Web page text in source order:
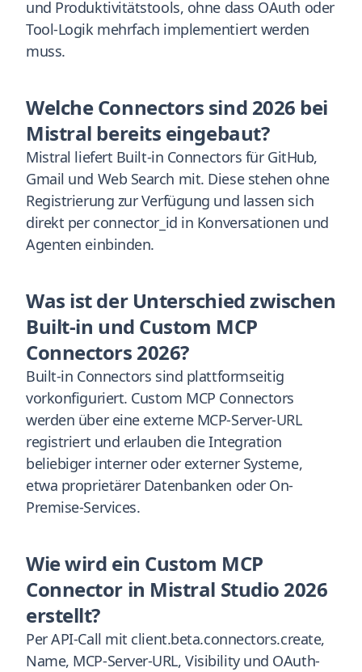
und Produktivitätstools, ohne dass OAuth oder
Tool-Logik mehrfach implementiert werden
muss.
Welche Connectors sind 2026 bei
Mistral bereits eingebaut?
Mistral liefert Built-in Connectors für GitHub,
Gmail und Web Search mit. Diese stehen ohne
Registrierung zur Verfügung und lassen sich
direkt per connector_id in Konversationen und
Agenten einbinden.
Was ist der Unterschied zwischen
Built-in und Custom MCP
Connectors 2026?
Built-in Connectors sind plattformseitig
vorkonfiguriert. Custom MCP Connectors
werden über eine externe MCP-Server-URL
registriert und erlauben die Integration
beliebiger interner oder externer Systeme,
etwa proprietärer Datenbanken oder On-
Premise-Services.
Wie wird ein Custom MCP
Connector in Mistral Studio 2026
erstellt?
Per API-Call mit client.beta.connectors.create,
Name, MCP-Server-URL, Visibility und OAuth-